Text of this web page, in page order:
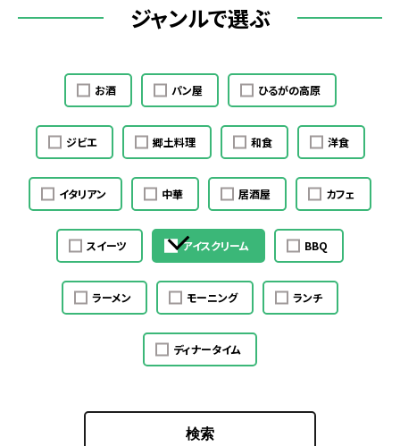
ジャンルで選ぶ
お酒 パン屋 ひるがの高原
ジビエ 郷土料理 和食 洋食
イタリアン 中華 居酒屋 カフェ
スイーツ アイスクリーム BBQ
ラーメン モーニング ランチ
ディナータイム
検索